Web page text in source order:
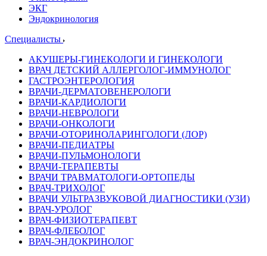
ЭКГ
Эндокринология
Специалисты
АКУШЕРЫ-ГИНЕКОЛОГИ И ГИНЕКОЛОГИ
ВРАЧ ДЕТСКИЙ АЛЛЕРГОЛОГ-ИММУНОЛОГ
ГАСТРОЭНТЕРОЛОГИЯ
ВРАЧИ-ДЕРМАТОВЕНЕРОЛОГИ
ВРАЧИ-КАРДИОЛОГИ
ВРАЧИ-НЕВРОЛОГИ
ВРАЧИ-ОНКОЛОГИ
ВРАЧИ-ОТОРИНОЛАРИНГОЛОГИ (ЛОР)
ВРАЧИ-ПЕДИАТРЫ
ВРАЧИ-ПУЛЬМОНОЛОГИ
ВРАЧИ-ТЕРАПЕВТЫ
ВРАЧИ ТРАВМАТОЛОГИ-ОРТОПЕДЫ
ВРАЧ-ТРИХОЛОГ
ВРАЧИ УЛЬТРАЗВУКОВОЙ ДИАГНОСТИКИ (УЗИ)
ВРАЧ-УРОЛОГ
ВРАЧ-ФИЗИОТЕРАПЕВТ
ВРАЧ-ФЛЕБОЛОГ
ВРАЧ-ЭНДОКРИНОЛОГ